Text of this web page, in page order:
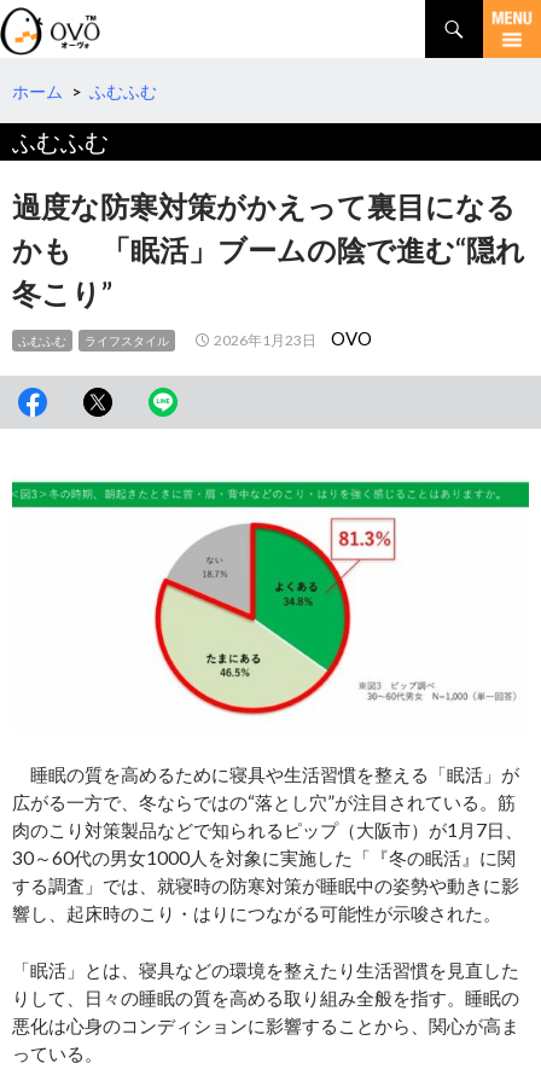
検
索
コ
テ
へ
移
動
ホーム > ふむふむ
ふむふむ
過度な防寒対策がかえって裏目になる
かも 「眠活」ブームの陰で進む“隠れ
冬こり”
ふむふむ ライフスタイル 2026年1月23日 OVO
睡眠の質を高めるために寝具や生活習慣を整える「眠活」が
広がる一方で、冬ならではの“落とし穴”が注目されている。筋
肉のこり対策製品などで知られるピップ（大阪市）が1月7日、
30～60代の男女1000人を対象に実施した「『冬の眠活』に関
する調査」では、就寝時の防寒対策が睡眠中の姿勢や動きに影
響し、起床時のこり・はりにつながる可能性が示唆された。
「眠活」とは、寝具などの環境を整えたり生活習慣を見直した
りして、日々の睡眠の質を高める取り組み全般を指す。睡眠の
悪化は心身のコンディションに影響することから、関心が高ま
っている。